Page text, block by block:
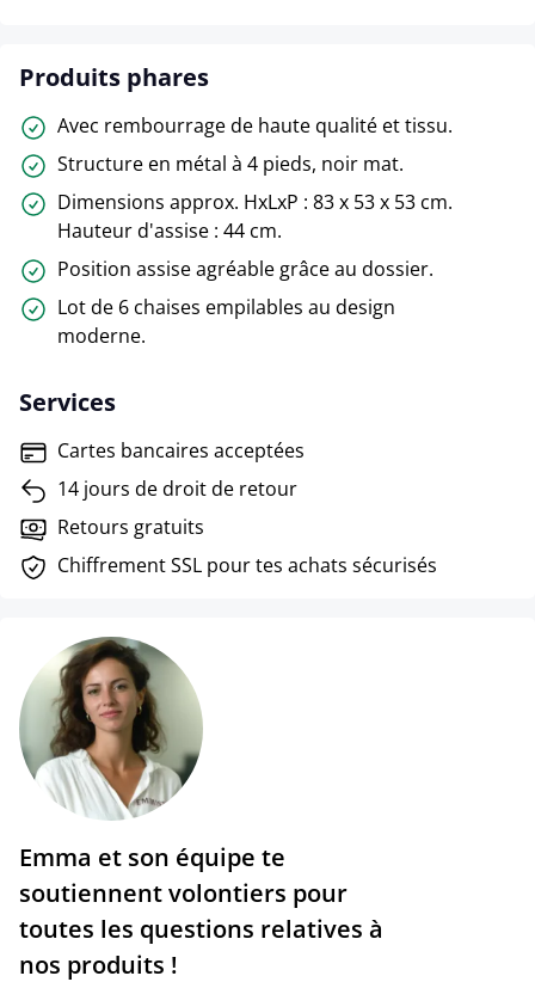
Produits phares
Avec rembourrage de haute qualité et tissu.
Structure en métal à 4 pieds, noir mat.
Dimensions approx. HxLxP : 83 x 53 x 53 cm.
Hauteur d'assise : 44 cm.
Position assise agréable grâce au dossier.
Lot de 6 chaises empilables au design
moderne.
Services
Cartes bancaires acceptées
14 jours de droit de retour
Retours gratuits
Chiffrement SSL pour tes achats sécurisés
Emma et son équipe te
soutiennent volontiers pour
toutes les questions relatives à
nos produits !